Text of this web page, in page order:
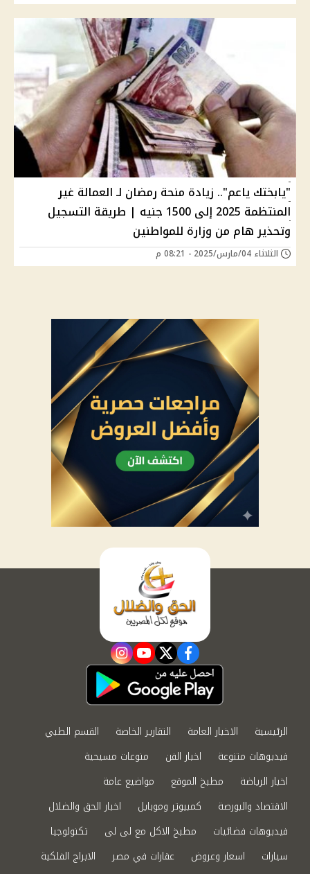
"يابختك ياعم".. زيادة منحة رمضان لـ العمالة غير
المنتظمة 2025 إلى 1500 جنيه | طريقة التسجيل
وتحذير هام من وزارة للمواطنين
الثلاثاء 04/مارس/2025 - 08:21 م
facebook
twitter
youtube
instagram
الرئيسية الاخبار العامة التقارير الخاصة
القسم الطبي
فيديوهات متنوعة
اخبار الفن
منوعات مسيحية
اخبار الرياضة
مطبخ الموقع
مواضيع عامة
الاقتصاد والبورصة
كمبيوتر وموبايل
اخبار الحق والضلال
فيديوهات فضائيات
مطبخ الاكل مع لى لى
تكنولوجيا
سيارات
اسعار وعروض عقارات في مصر
الابراج الفلكية